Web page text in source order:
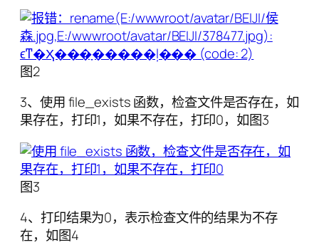
图2
3、使用 file_exists 函数，检查文件是否存在，如
果存在，打印1，如果不存在，打印0，如图3
图3
4、打印结果为0，表示检查文件的结果为不存
在，如图4